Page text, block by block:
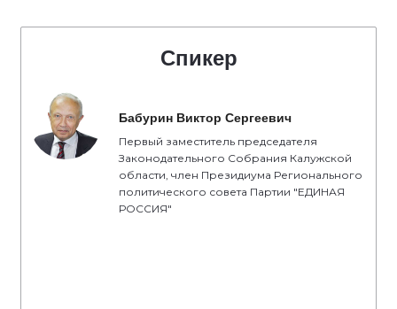
Спикер
Бабурин Виктор Сергеевич
Первый заместитель председателя
Законодательного Собрания Калужской
области, член Президиума Регионального
политического совета Партии "ЕДИНАЯ
РОССИЯ"